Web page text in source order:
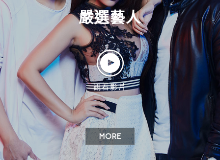
嚴選藝人
觀看影片
MORE